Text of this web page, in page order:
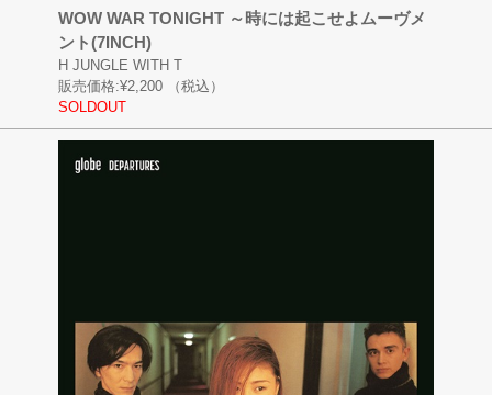
WOW WAR TONIGHT ～時には起こせよムーヴメ
ント(7INCH)
H JUNGLE WITH T
販売価格:¥2,200
（税込）
SOLDOUT